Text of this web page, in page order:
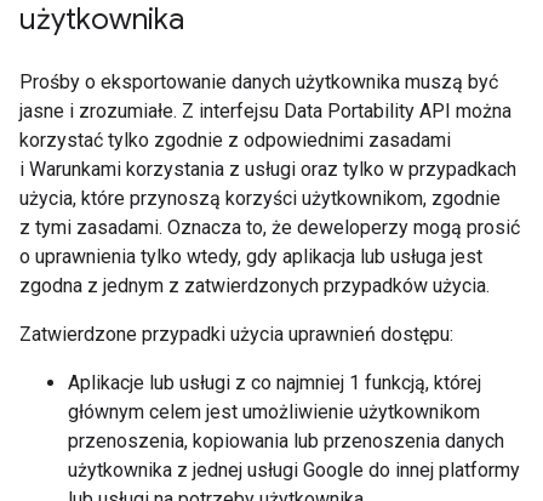
użytkownika
Prośby o eksportowanie danych użytkownika muszą być
jasne i zrozumiałe. Z interfejsu Data Portability API można
korzystać tylko zgodnie z odpowiednimi zasadami
i Warunkami korzystania z usługi oraz tylko w przypadkach
użycia, które przynoszą korzyści użytkownikom, zgodnie
z tymi zasadami. Oznacza to, że deweloperzy mogą prosić
o uprawnienia tylko wtedy, gdy aplikacja lub usługa jest
zgodna z jednym z zatwierdzonych przypadków użycia.
Zatwierdzone przypadki użycia uprawnień dostępu:
Aplikacje lub usługi z co najmniej 1 funkcją, której
głównym celem jest umożliwienie użytkownikom
przenoszenia, kopiowania lub przenoszenia danych
użytkownika z jednej usługi Google do innej platformy